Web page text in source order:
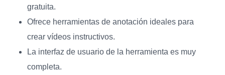
gratuita.
Ofrece herramientas de anotación ideales para
crear vídeos instructivos.
La interfaz de usuario de la herramienta es muy
completa.